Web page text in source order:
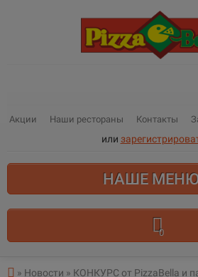
Акции Наши рестораны Контакты
или
НАШЕ
0
» Новости » КОНКУРС от PizzaBella и